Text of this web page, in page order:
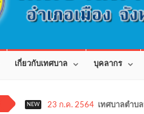
เกี่ยวกับเทศบาล บุคลากร
NEW 23 ก.ค. 2564 เทศบาลตำบ